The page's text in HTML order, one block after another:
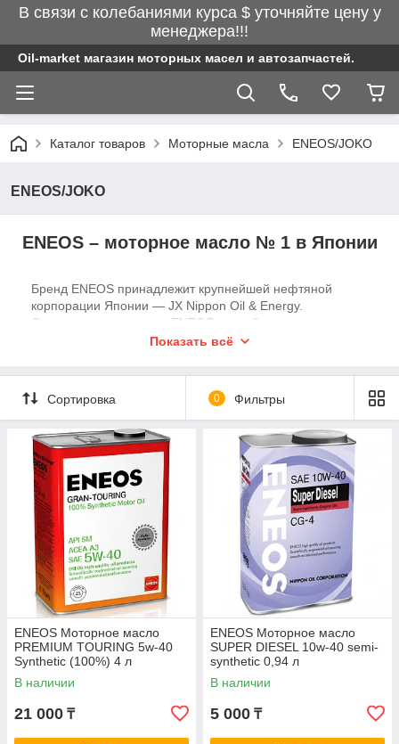
В связи с колебаниями курса $ уточняйте цену у
менеджера!!!
Oil-market магазин моторных масел и автозапчастей.
Каталог товаров Моторные масла ENEOS/JOKO
ENEOS/JOKO
ENEOS – моторное масло № 1 в Японии
Бренд ENEOS принадлежит крупнейшей нефтяной
корпорации Японии — JX Nippon Oil & Energy.
Смазочные материалы ENEOS разработаны с учетом
международных стандартов качества. Рекомендованы к
европейского, японского, корейского, китайского и
российского производства.
Показать всё
Сортировка 0 Фильтры
ENEOS Моторное масло
PREMIUM TOURING 5w-40
Synthetic (100%) 4 л
В наличии
21 000 ₸
ENEOS Моторное масло
SUPER DIESEL 10w-40 semi-
synthetic 0,94 л
В наличии
5 000 ₸